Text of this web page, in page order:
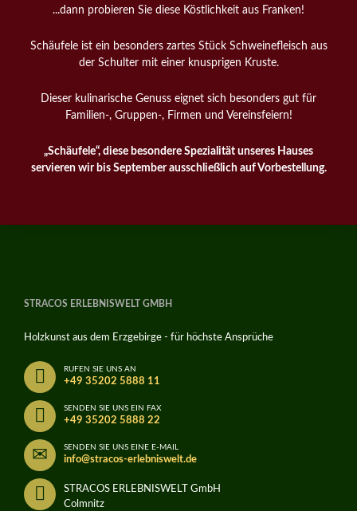
...dann probieren Sie diese Köstlichkeit aus Franken!
Schäufele ist ein besonders zartes Stück Schweinefleisch aus
der Schulter mit einer knusprigen Kruste.
Dieser kulinarische Genuss eignet sich besonders gut für
Familien-, Gruppen-, Firmen und Vereinsfeiern!
„Schäufele“, diese besondere Spezialität unseres Hauses
servieren wir bis September ausschließlich auf Vorbestellung.
STRACOS ERLEBNISWELT GMBH
Holzkunst aus dem Erzgebirge - für höchste Ansprüche
RUFEN SIE UNS AN
+49 35202 5888 11
SENDEN SIE UNS EIN FAX
+49 35202 5888 22
SENDEN SIE UNS EINE E-MAIL
info@stracos-erlebniswelt.de
STRACOS ERLEBNISWELT GmbH
Colmnitz